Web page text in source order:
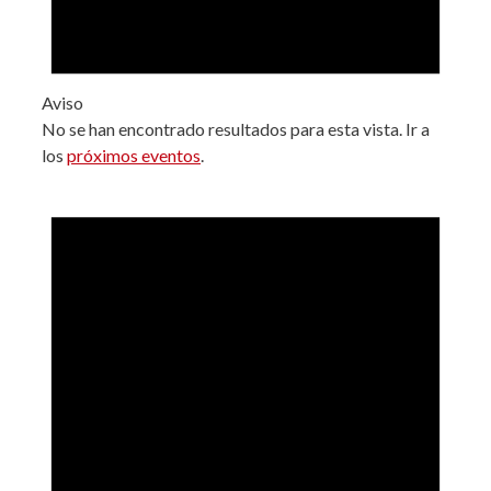
Aviso
No se han encontrado resultados para esta vista. Ir a
los próximos eventos